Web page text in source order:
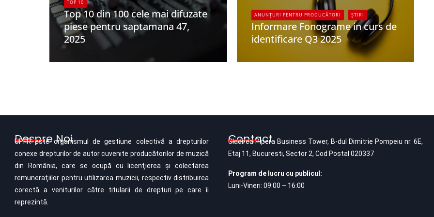
TOP 10
Top 10 din 100 cele mai difuzate
piese pentru saptamana 47,
2025
ANUNȚURI PENTRU PRODUCĂTORI ȘTIRI
Informare Fonograme in curs de
identificare Q3 2025
Despre Noi
UPFR este organismul de gestiune colectivă a drepturilor
conexe drepturilor de autor cuvenite producătorilor de muzică
din România, care se ocupă cu licenţierea şi colectarea
remuneraţiilor pentru utilizarea muzicii, respectiv distribuirea
corectă a veniturilor către titularii de drepturi pe care îi
reprezintă.
Contact
Cladirea Pipera Business Tower, B-dul Dimitrie Pompeiu nr. 6E,
Etaj 11, Bucuresti, Sector 2, Cod Postal 020337
Program de lucru cu publicul:
Luni-Vineri: 09:00 – 16:00